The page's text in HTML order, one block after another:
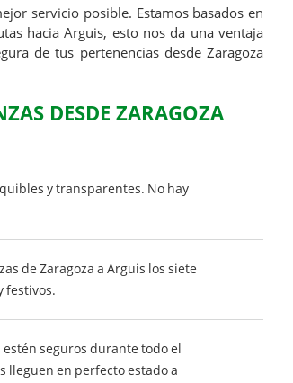
servicio posible. Estamos basados en
hacia Arguis, esto nos da una ventaja
de tus pertenencias desde Zaragoza
DESDE ZARAGOZA
y transparentes. No hay
de Zaragoza a Arguis los siete
festivos.
seguros durante todo el
lleguen en perfecto estado a